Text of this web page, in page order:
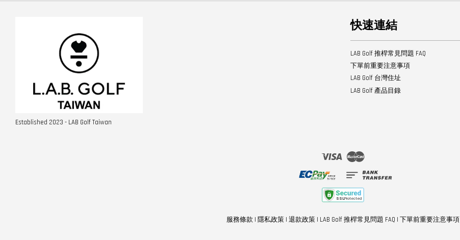
Established 2023 - LAB Golf Taiwan
快速連結
LAB Golf 推桿常見問題 FAQ
下單前重要注意事項
LAB Golf 台灣住址
LAB Golf 產品目錄
Visa Master
服務條款 | 隱私政策| 退款政策| LAB Golf 推桿常見問題 FAQ | 下單前重要注意事項